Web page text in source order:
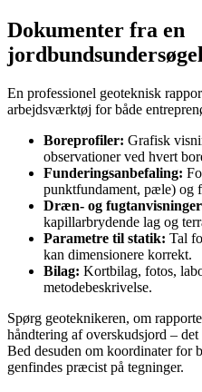
Dokumenter fra en
En professionel geoteknisk
arbejdsværktøj for både
Boreprofiler: Grafisk
observationer ved hvert
Funderingsanbefaling:
punktfundament, pæle) og
Dræn- og
kapillarbrydende lag og
Parametre til statik: Tal
kan dimensionere korrekt.
Bilag: Kortbilag, fotos,
metodebeskrivelse.
Spørg geoteknikeren, om
håndtering af overskudsjord –
Bed desuden om koordinater for
genfindes præcist på tegninger.